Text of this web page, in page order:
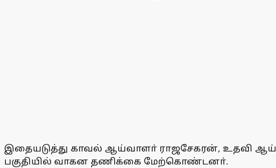
இதையடுத்து காவல் ஆய்வாளா் ராஜசேகரன், உதவி
பகுதியில் வாகன தணிக்கை மேற்கொண்டனா்.